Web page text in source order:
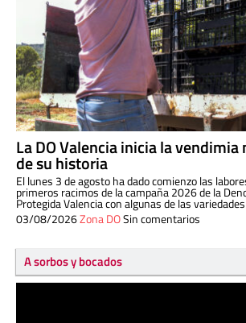
La DO Valencia inicia la
de su historia
El lunes 3 de agosto ha dado comienzo las
primeros racimos de la campaña 2026 de la
Protegida Valencia con algunas de las
03/08/2026Zona DOSin comentarios
A sorbos y bocados